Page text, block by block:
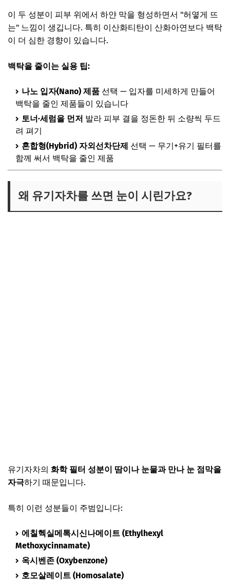
이 두 성분이 피부 위에서 하얀 막을 형성하면서 "허옇게 뜨
는" 느낌이 생깁니다. 특히 이산화티탄이 산화아연보다 백탁
이 더 심한 경향이 있습니다.
백탁을 줄이는 실용 팁:
나노 입자(Nano) 제품 선택 — 입자를 미세하게 만들어
백탁을 줄인 제품들이 있습니다
토너·세럼을 먼저 발라 피부 결을 정돈한 뒤 소량씩 두드
려 펴기
혼합형(Hybrid) 자외선차단제 선택 — 무기+유기 필터를
함께 써서 백탁을 줄인 제품
왜 유기자차를 쓰면 눈이 시린가요?
유기자차의 화학 필터 성분이 땀이나 눈물과 만나 눈 점막을
자극하기 때문입니다.
특히 이런 성분들이 주범입니다:
에칠헥실메톡시신나메이트 (Ethylhexyl
Methoxycinnamate)
옥시벤존 (Oxybenzone)
호모살레이트 (Homosalate)